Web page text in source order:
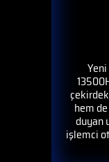
hem
duyan
işlemci